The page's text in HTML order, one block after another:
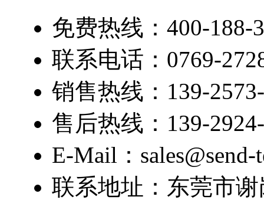
免费热线：400-188-
联系电话：0769-
销售热线：139-
售后热线：139-
E-Mail：sales@send-
联系地址：东莞市